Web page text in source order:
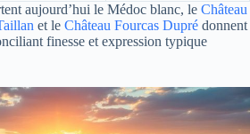
aujourd’hui le Médoc blanc, le Château
et le Château Fourcas Dupré donnent
finesse et expression typique